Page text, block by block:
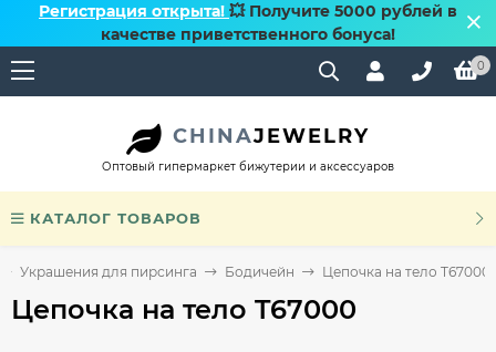
Регистрация открыта! 💥 Получите 5000 рублей в
качестве приветственного бонуса!
0
CHINAJEWELRY
Оптовый гипермаркет бижутерии и аксессуаров
КАТАЛОГ ТОВАРОВ
Украшения для пирсинга Бодичейн Цепочка на тело T67000
Цепочка на тело T67000